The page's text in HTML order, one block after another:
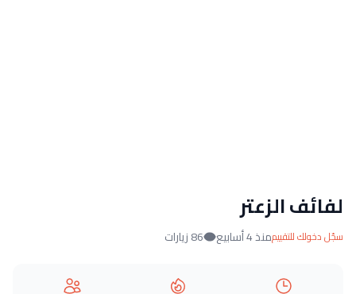
لفائف الزعتر
سجّل دخولك للتقييممنذ 4 أسابيع 86 زيارات